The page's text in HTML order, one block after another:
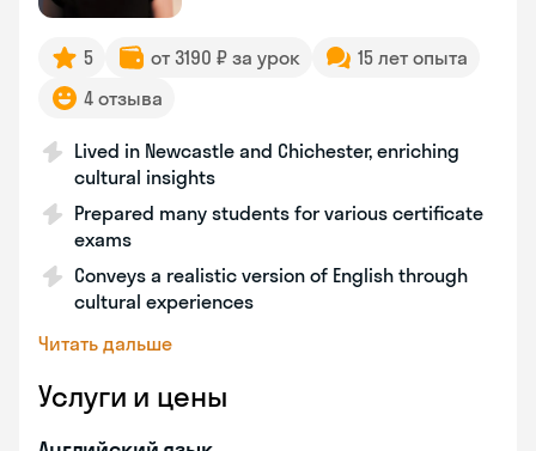
5 от 3190 ₽ за урок
15 лет опыта
4 отзыва
Lived in Newcastle and Chichester, enriching
cultural insights
Prepared many students for various certificate
exams
Conveys a realistic version of English through
cultural experiences
Читать дальше
Услуги и цены